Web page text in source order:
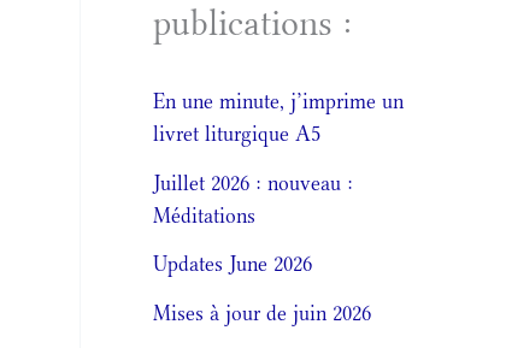
publications :
En une minute, j’imprime un
livret liturgique A5
Juillet 2026 : nouveau :
Méditations
Updates June 2026
Mises à jour de juin 2026